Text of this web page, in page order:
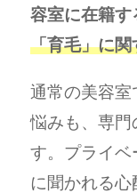
容室に在籍す
「育毛」に関
通常の美容室
悩みも、専門
す。プライベ
に聞かれる心